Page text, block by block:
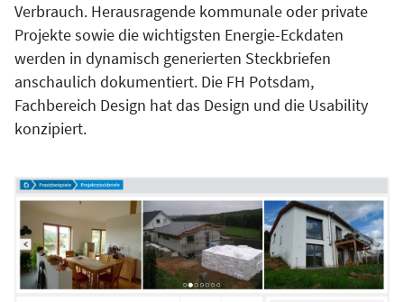
Verbrauch. Herausragende kommunale oder private
Projekte sowie die wichtigsten Energie-Eckdaten
werden in dynamisch generierten Steckbriefen
anschaulich dokumentiert. Die FH Potsdam,
Fachbereich Design hat das Design und die Usability
konzipiert.